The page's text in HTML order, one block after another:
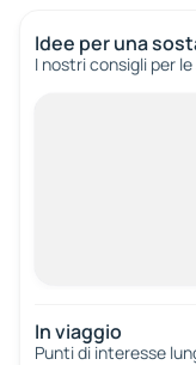
Idee per una
I nostri consigli per
In viaggio
Punti di interesse